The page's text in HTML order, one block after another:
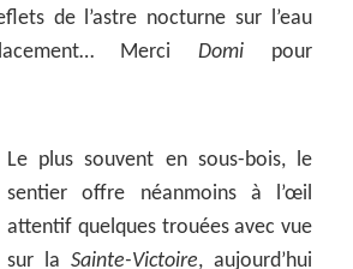
de l’astre nocturne sur l’eau
Merci Domipour
Le plus souvent en sous-bois, le
sentier offre néanmoins à l’œil
attentif quelques trouées avec vue
sur la Sainte-Victoire, aujourd’hui